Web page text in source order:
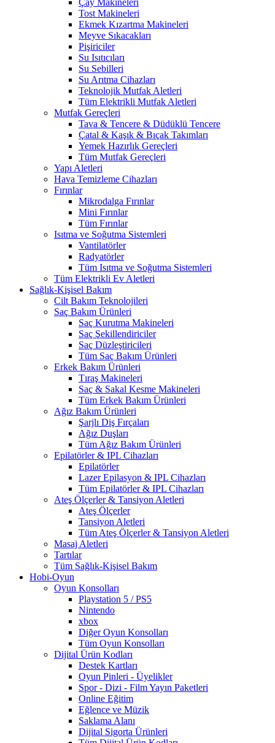
Çay Makineleri
Tost Makineleri
Ekmek Kızartma Makineleri
Meyve Sıkacakları
Pişiriciler
Su Isıtıcıları
Su Sebilleri
Su Arıtma Cihazları
Teknolojik Mutfak Aletleri
Tüm Elektrikli Mutfak Aletleri
Mutfak Gereçleri
Tava & Tencere & Düdüklü Tencere
Çatal & Kaşık & Bıçak Takımları
Yemek Hazırlık Gereçleri
Tüm Mutfak Gereçleri
Yapı Aletleri
Hava Temizleme Cihazları
Fırınlar
Mikrodalga Fırınlar
Mini Fırınlar
Tüm Fırınlar
Isıtma ve Soğutma Sistemleri
Vantilatörler
Radyatörler
Tüm Isıtma ve Soğutma Sistemleri
Tüm Elektrikli Ev Aletleri
Sağlık-Kişisel Bakım
Cilt Bakım Teknolojileri
Saç Bakım Ürünleri
Saç Kurutma Makineleri
Saç Şekillendiriciler
Saç Düzleştiricileri
Tüm Saç Bakım Ürünleri
Erkek Bakım Ürünleri
Tıraş Makineleri
Saç & Sakal Kesme Makineleri
Tüm Erkek Bakım Ürünleri
Ağız Bakım Ürünleri
Şarjlı Diş Fırçaları
Ağız Duşları
Tüm Ağız Bakım Ürünleri
Epilatörler & IPL Cihazları
Epilatörler
Lazer Epilasyon & IPL Cihazları
Tüm Epilatörler & IPL Cihazları
Ateş Ölçerler & Tansiyon Aletleri
Ateş Ölçerler
Tansiyon Aletleri
Tüm Ateş Ölçerler & Tansiyon Aletleri
Masaj Aletleri
Tartılar
Tüm Sağlık-Kişisel Bakım
Hobi-Oyun
Oyun Konsolları
Playstation 5 / PS5
Nintendo
xbox
Diğer Oyun Konsolları
Tüm Oyun Konsolları
Dijital Ürün Kodları
Destek Kartları
Oyun Pinleri - Üyelikler
Spor - Dizi - Film Yayın Paketleri
Online Eğitim
Eğlence ve Müzik
Saklama Alanı
Dijital Sigorta Ürünleri